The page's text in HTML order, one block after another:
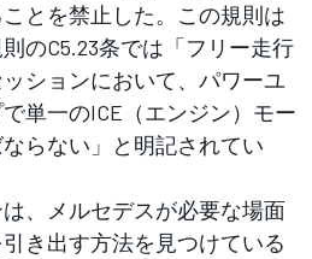
とを禁止した。この規則は
のC5.23条では「フリー走行
ションにおいて、パワーユ
単一のICE（エンジン）モー
らない」と明記されてい
、メルセデスが必要な場面
き出す方法を見つけている